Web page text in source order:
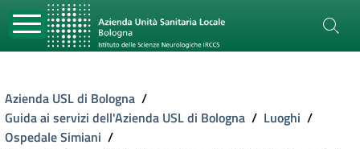
Azienda USL di Bologna /
Guida ai servizi dell'Azienda USL di Bologna / Luoghi /
Ospedale Simiani /